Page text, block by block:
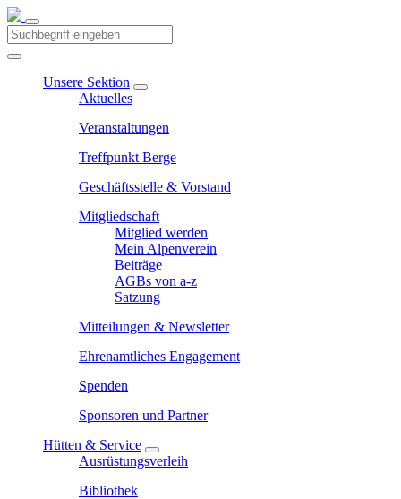
Unsere Sektion
Aktuelles
Veranstaltungen
Treffpunkt Berge
Geschäftsstelle & Vorstand
Mitgliedschaft
Mitglied werden
Mein Alpenverein
Beiträge
AGBs von a-z
Satzung
Mitteilungen & Newsletter
Ehrenamtliches Engagement
Spenden
Sponsoren und Partner
Hütten & Service
Ausrüstungsverleih
Bibliothek